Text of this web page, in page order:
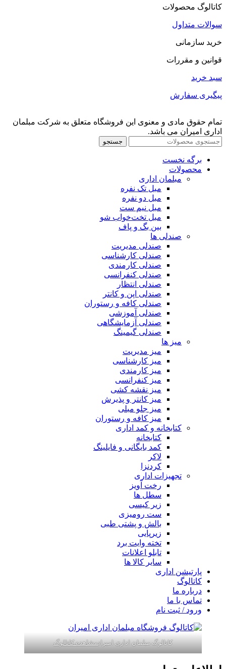
کاتالوگ محصولات
سوالات متداول
خرید سازمانی
قوانین و مقررات
سبد خرید
پیگیری سفارش
تمام حقوق مادی و معنوی این فروشگاه متعلق به شرکت مبلمان
اداری امیران می باشد.
جستجو
برگه نخست
محصولات
مبلمان اداری
مبل تک نفره
مبل دو نفره
مبل نیم ست
مبل تخت‌خواب شو
بین بگ و پاف
صندلی ها
صندلی مدیریت
صندلی کارشناسی
صندلی کارمندی
صندلی کنفرانسی
صندلی انتظار
صندلی اپن و کانتر
صندلی کافه و رستوران
صندلی آموزشی
صندلی آزمایشگاهی
صندلی گیمینگ
میز ها
میز مدیریت
میز کارشناسی
میز کارمندی
میز کنفرانسی
میز نقشه کشی
میز کانتر و پذیرش
میز جلو مبلی
میز کافه و رستوران
کتابخانه و کمد اداری
کتابخانه
کمد بایگانی و فایلینگ
لاکر
کردنزا
تجهیزات اداری
رخت آویز
سطل ها
زیر کیسی
ست رومیزی
بالش و پشتی طبی
زیرپایی
تخته وایت برد
تابلو اعلانات
سایر کالا ها
پارتیشن اداری
کاتالوگ
درباره ما
تماس با ما
ورود / ثبت نام
کاتالوگ مبلمان اداری امیرانمشاهده کاتالوگ